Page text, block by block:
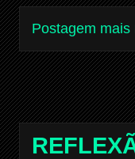
Postagem mais